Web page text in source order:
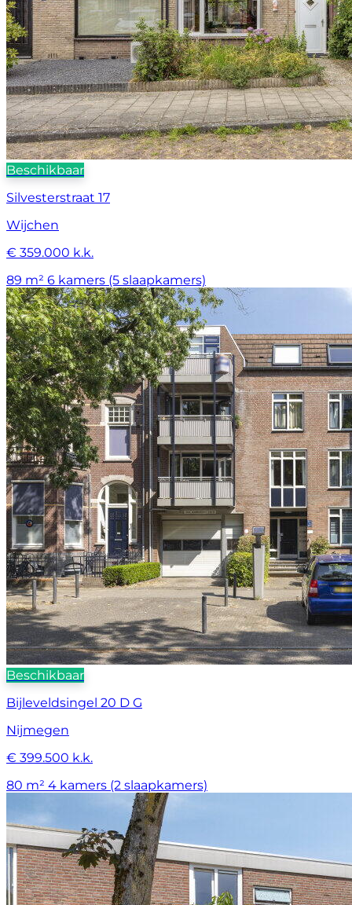
Beschikbaar
Silvesterstraat 17
Wijchen
€ 359.000 k.k.
89 m² 6 kamers (5 slaapkamers)
Beschikbaar
Bijleveldsingel 20 D G
Nijmegen
€ 399.500 k.k.
80 m² 4 kamers (2 slaapkamers)